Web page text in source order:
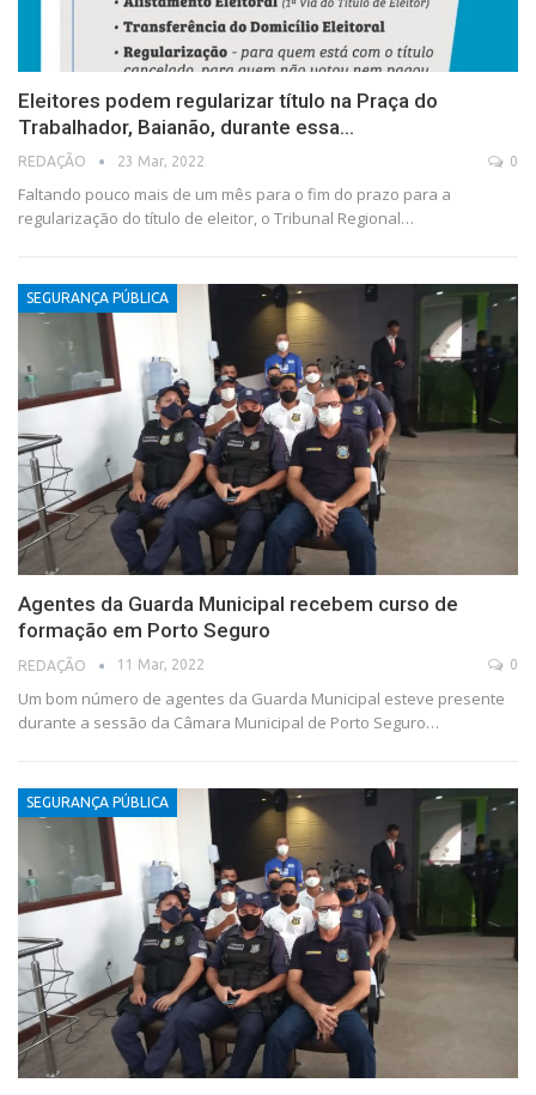
Eleitores podem regularizar título na Praça do
Trabalhador, Baianão, durante essa…
REDAÇÃO 23 Mar, 2022 0
Faltando pouco mais de um mês para o fim do prazo para a
regularização do título de eleitor, o Tribunal Regional…
SEGURANÇA PÚBLICA
Agentes da Guarda Municipal recebem curso de
formação em Porto Seguro
REDAÇÃO 11 Mar, 2022 0
Um bom número de agentes da Guarda Municipal esteve presente
durante a sessão da Câmara Municipal de Porto Seguro…
SEGURANÇA PÚBLICA